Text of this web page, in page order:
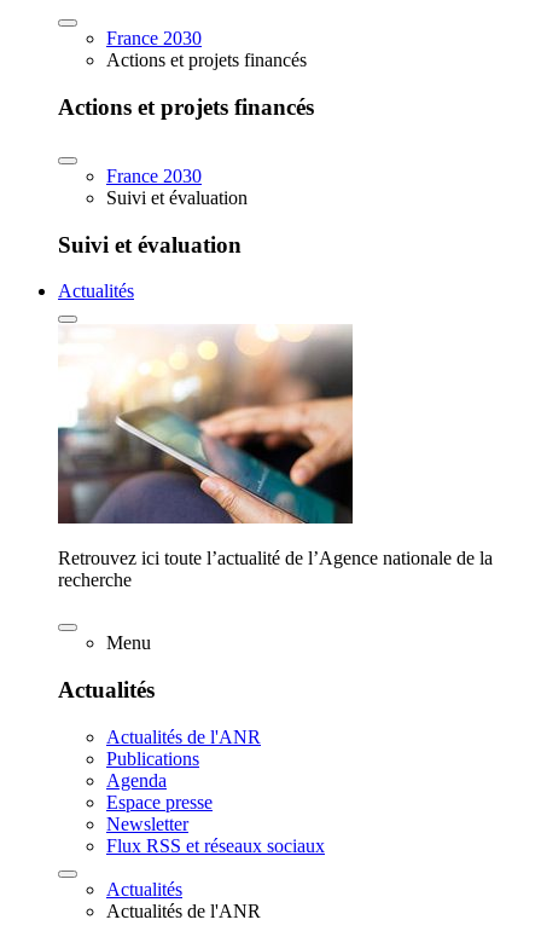
France 2030
Actions et projets financés
Actions et projets financés
France 2030
Suivi et évaluation
Suivi et évaluation
Actualités
Retrouvez ici toute l’actualité de l’Agence nationale de la
recherche
Menu
Actualités
Actualités de l'ANR
Publications
Agenda
Espace presse
Newsletter
Flux RSS et réseaux sociaux
Actualités
Actualités de l'ANR